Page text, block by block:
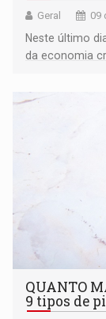
Geral 09
Neste último
da economia
QUANTO
9 tipos de